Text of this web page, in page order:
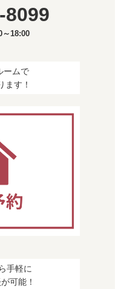
8099
～18:00
ームで
ます！
手軽に
可能！